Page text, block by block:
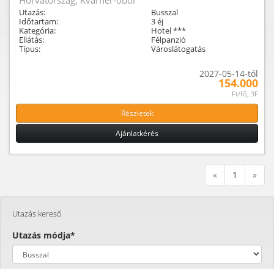
Utazás:
Busszal
Időtartam:
3 éj
Kategória:
Hotel ***
Ellátás:
Félpanzió
Típus:
Városlátogatás
2027-05-14-tól
154.000
Ft/fő, 3F
Részletek
Ajánlatkérés
« 1 »
Utazás kereső
Utazás módja*